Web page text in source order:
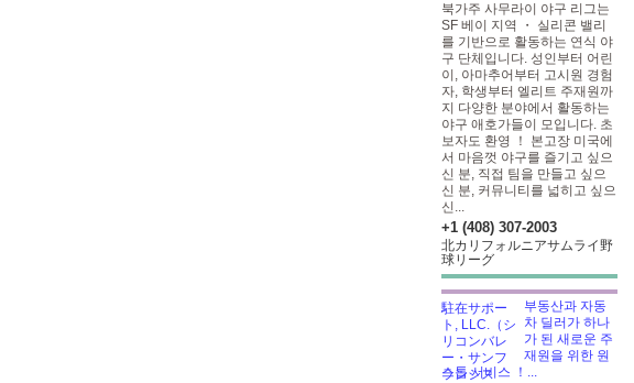
북가주 사무라이 야구 리그는
SF 베이 지역 ・ 실리콘 밸리
를 기반으로 활동하는 연식 야
구 단체입니다. 성인부터 어린
이, 아마추어부터 고시원 경험
자, 학생부터 엘리트 주재원까
지 다양한 분야에서 활동하는
야구 애호가들이 모입니다. 초
보자도 환영 ！ 본고장 미국에
서 마음껏 야구를 즐기고 싶으
신 분, 직접 팀을 만들고 싶으
신 분, 커뮤니티를 넓히고 싶으
신...
+1 (408) 307-2003
北カリフォルニアサムライ野
球リーグ
부동산과 자동
차 딜러가 하나
가 된 새로운 주
재원을 위한 원
스톱 서비스 ！...